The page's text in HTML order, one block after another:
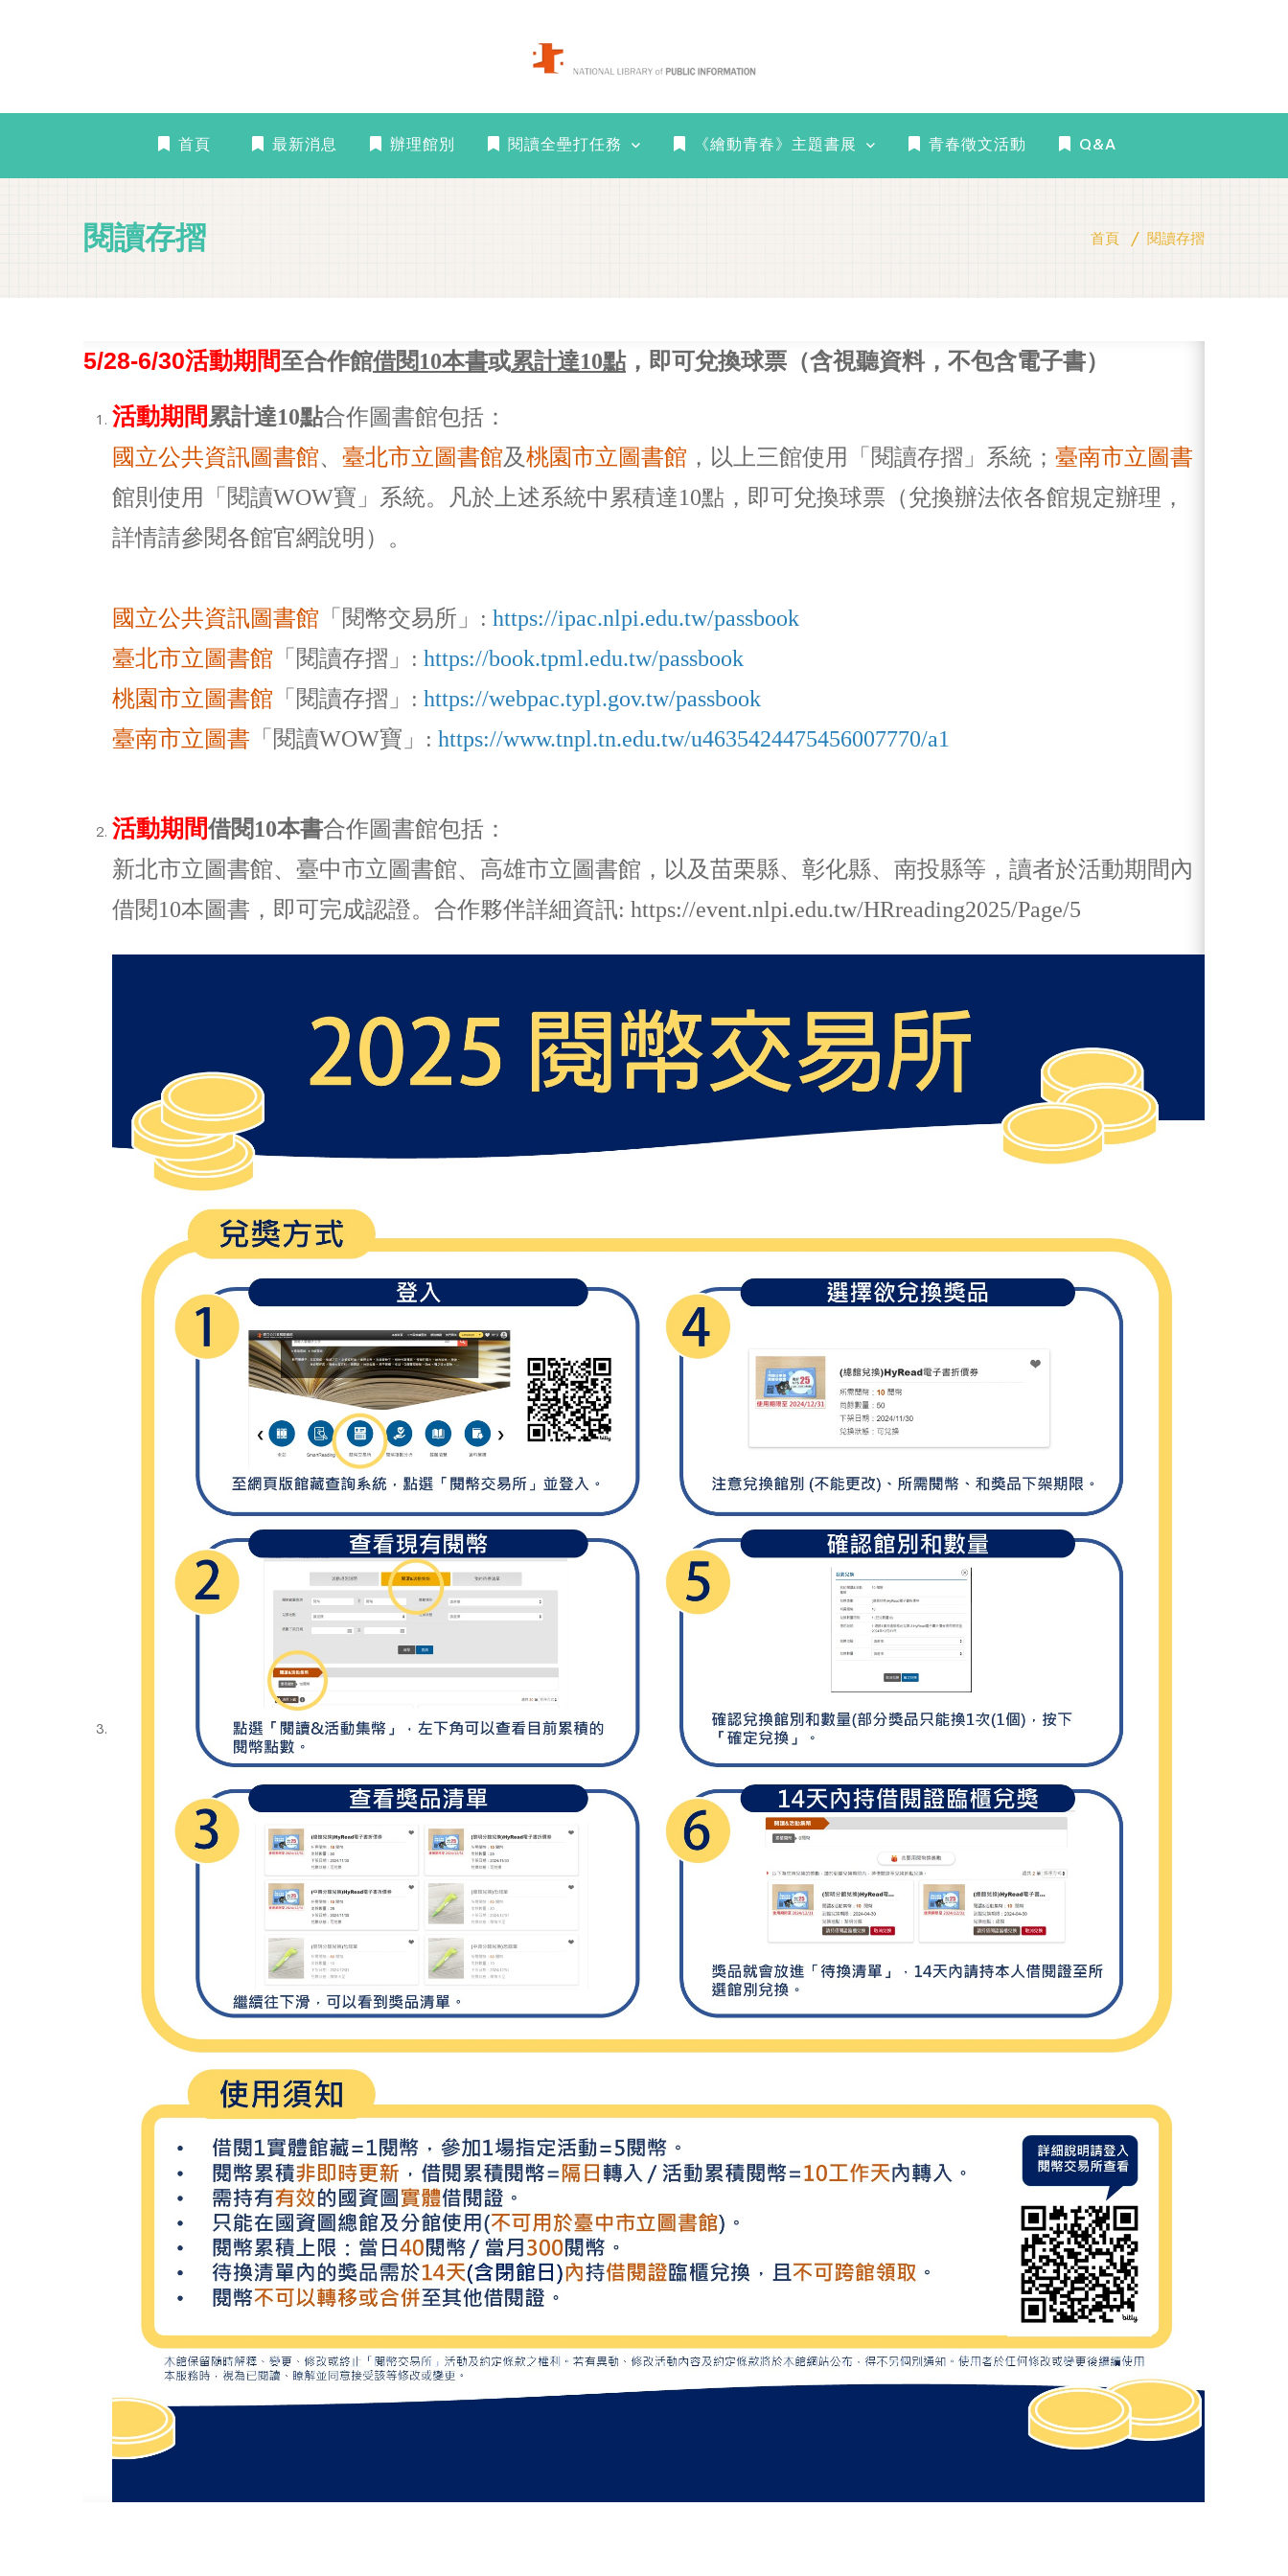
首頁 最新消息 辦理館別 閱讀全壘打任務 《繪動青春》主題書展 青春徵文活動 Q&A
閱讀存摺 首頁 閱讀存摺
5/28-6/30活動期間至合作館借閱10本書或累計達10點，即可兌換球票（含視聽資料，不包含電子書）
活動期間 累計達10點合作圖書館包括：
國立公共資訊圖書館、 臺北市立圖書館及桃園市立圖書館 ，以上三館使用「閱讀存摺」系統； 臺南市立圖書
館則使用「閱讀WOW寶」系統。凡於上述系統中累積達10點，即可兌換球票（兌換辦法依各館規定辦理，
詳情請參閱各館官網說明）。
國立公共資訊圖書館 「閱幣交易所」: https://ipac.nlpi.edu.tw/passbook
臺北市立圖書館 「閱讀存摺」: https://book.tpml.edu.tw/passbook
桃園市立圖書館 「閱讀存摺」: https://webpac.typl.gov.tw/passbook
臺南市立圖書 「閱讀WOW寶」: https://www.tnpl.tn.edu.tw/u4635424475456007770/a1
活動期間借閱10本書合作圖書館包括：
新北市立圖書館、臺中市立圖書館、高雄市立圖書館，以及苗栗縣、彰化縣、南投縣等，讀者於活動期間內
借閱10本圖書，即可完成認證。合作夥伴詳細資訊: https://event.nlpi.edu.tw/HRreading2025/Page/5